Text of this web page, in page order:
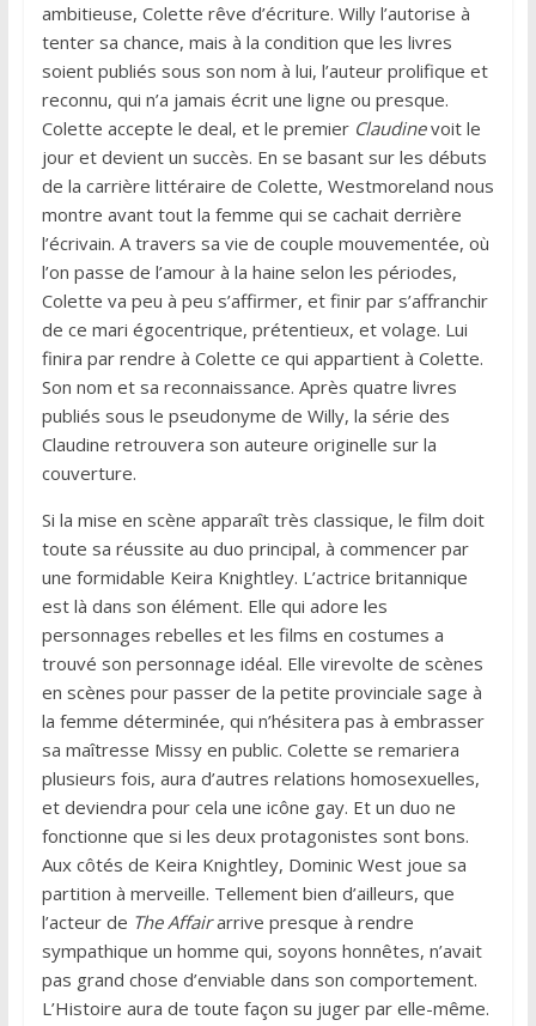
ambitieuse, Colette rêve d’écriture. Willy l’autorise à
tenter sa chance, mais à la condition que les livres
soient publiés sous son nom à lui, l’auteur prolifique et
reconnu, qui n’a jamais écrit une ligne ou presque.
Colette accepte le deal, et le premier Claudinevoit le
jour et devient un succès. En se basant sur les débuts
de la carrière littéraire de Colette, Westmoreland nous
montre avant tout la femme qui se cachait derrière
l’écrivain. A travers sa vie de couple mouvementée, où
l’on passe de l’amour à la haine selon les périodes,
Colette va peu à peu s’affirmer, et finir par s’affranchir
de ce mari égocentrique, prétentieux, et volage. Lui
finira par rendre à Colette ce qui appartient à Colette.
Son nom et sa reconnaissance. Après quatre livres
publiés sous le pseudonyme de Willy, la série des
Claudine retrouvera son auteure originelle sur la
couverture.
Si la mise en scène apparaît très classique, le film doit
toute sa réussite au duo principal, à commencer par
une formidable Keira Knightley. L’actrice britannique
est là dans son élément. Elle qui adore les
personnages rebelles et les films en costumes a
trouvé son personnage idéal. Elle virevolte de scènes
en scènes pour passer de la petite provinciale sage à
la femme déterminée, qui n’hésitera pas à embrasser
sa maîtresse Missy en public. Colette se remariera
plusieurs fois, aura d’autres relations homosexuelles,
et deviendra pour cela une icône gay. Et un duo ne
fonctionne que si les deux protagonistes sont bons.
Aux côtés de Keira Knightley, Dominic West joue sa
partition à merveille. Tellement bien d’ailleurs, que
l’acteur de The Affairarrive presque à rendre
sympathique un homme qui, soyons honnêtes, n’avait
pas grand chose d’enviable dans son comportement.
L’Histoire aura de toute façon su juger par elle-même.